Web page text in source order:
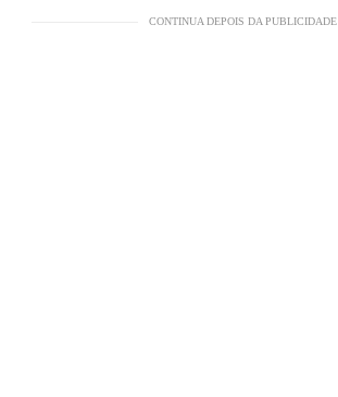
CONTINUA DEPOIS DA PUBLICIDADE